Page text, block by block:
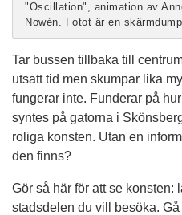
"Oscillation", animation av
Nowén. Fotot är en skärmdump.
Tar bussen tillbaka till
utsatt tid men skumpar lika
fungerar inte. Funderar på
syntes på gatorna i
roliga konsten. Utan en
den finns?
Gör så här för att se konsten:
stadsdelen du vill besöka. Gå